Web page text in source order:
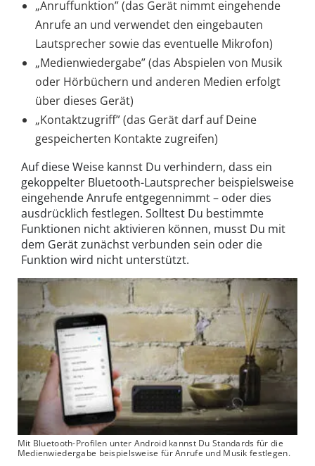
„Anruffunktion” (das Gerät nimmt eingehende
Anrufe an und verwendet den eingebauten
Lautsprecher sowie das eventuelle Mikrofon)
„Medienwiedergabe” (das Abspielen von Musik
oder Hörbüchern und anderen Medien erfolgt
über dieses Gerät)
„Kontaktzugriff” (das Gerät darf auf Deine
gespeicherten Kontakte zugreifen)
Auf diese Weise kannst Du verhindern, dass ein
gekoppelter Bluetooth-Lautsprecher beispielsweise
eingehende Anrufe entgegennimmt – oder dies
ausdrücklich festlegen. Solltest Du bestimmte
Funktionen nicht aktivieren können, musst Du mit
dem Gerät zunächst verbunden sein oder die
Funktion wird nicht unterstützt.
Mit Bluetooth-Profilen unter Android kannst Du Standards für die
Medienwiedergabe beispielsweise für Anrufe und Musik festlegen.